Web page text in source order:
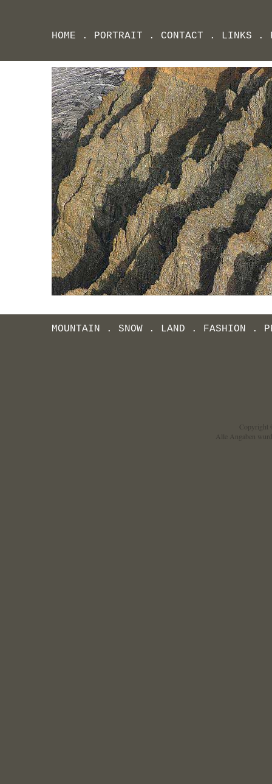
Copyright
Alle Angaben
HOME . PORTRAIT . CONTACT . LINKS .
MOUNTAIN . SNOW . LAND . FASHION .